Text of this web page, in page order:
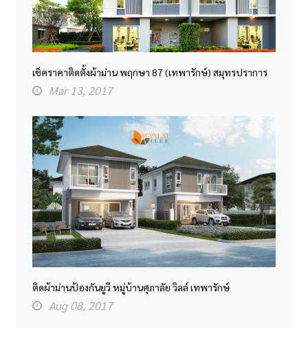
เช็คราคาติดตั้งผ้าม่าน พฤกษา 87 (เทพารักษ์) สมุทรปราการ
Mar 13, 2017
ติดผ้าม่านป้องกันยูวี หมู่บ้านศุภาลัย วิลล์ เทพารักษ์
Aug 08, 2017